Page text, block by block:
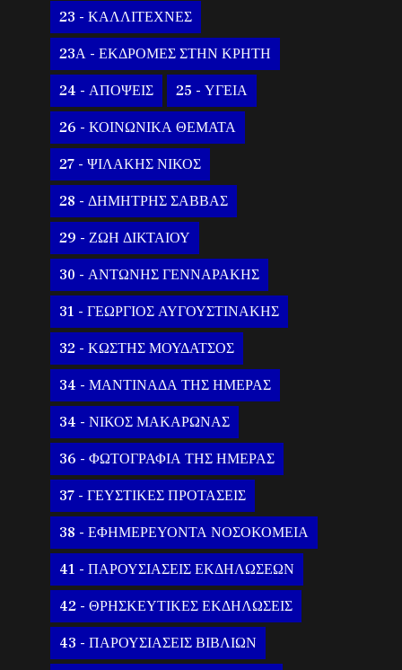
23 - ΚΑΛΛΙΤΕΧΝΕΣ
23Α - ΕΚΔΡΟΜΕΣ ΣΤΗΝ ΚΡΗΤΗ
24 - ΑΠΟΨΕΙΣ 25 - ΥΓΕΙΑ
26 - ΚΟΙΝΩΝΙΚΑ ΘΕΜΑΤΑ
27 - ΨΙΛΑΚΗΣ ΝΙΚΟΣ
28 - ΔΗΜΗΤΡΗΣ ΣΑΒΒΑΣ
29 - ΖΩΗ ΔΙΚΤΑΙΟΥ
30 - ΑΝΤΩΝΗΣ ΓΕΝΝΑΡΑΚΗΣ
31 - ΓΕΩΡΓΙΟΣ ΑΥΓΟΥΣΤΙΝΑΚΗΣ
32 - ΚΩΣΤΗΣ ΜΟΥΔΑΤΣΟΣ
34 - ΜΑΝΤΙΝΑΔΑ ΤΗΣ ΗΜΕΡΑΣ
34 - ΝΙΚΟΣ ΜΑΚΑΡΩΝΑΣ
36 - ΦΩΤΟΓΡΑΦΙΑ ΤΗΣ ΗΜΕΡΑΣ
37 - ΓΕΥΣΤΙΚΕΣ ΠΡΟΤΑΣΕΙΣ
38 - ΕΦΗΜΕΡΕΥΟΝΤΑ ΝΟΣΟΚΟΜΕΙΑ
41 - ΠΑΡΟΥΣΙΑΣΕΙΣ ΕΚΔΗΛΩΣΕΩΝ
42 - ΘΡΗΣΚΕΥΤΙΚΕΣ ΕΚΔΗΛΩΣΕΙΣ
43 - ΠΑΡΟΥΣΙΑΣΕΙΣ ΒΙΒΛΙΩΝ